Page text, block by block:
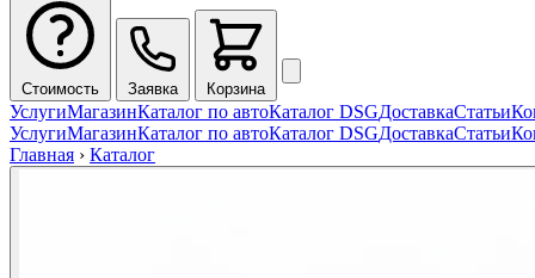
Стоимость Заявка Корзина
УслугиМагазинКаталог по автоКаталог DSGДоставкаСтатьи
УслугиМагазинКаталог по автоКаталог DSGДоставкаСтатьи
Главная › Каталог